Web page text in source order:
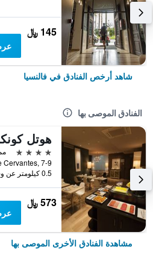
145 ﷼
شاهد أرخص الفنادق في فالنسيا
الفنادق الموصى بها
4 نجوم
0.5 كيلومتر عن وسط المدينة
573 ﷼
مشاهدة الفنادق الأخرى الموصى بها